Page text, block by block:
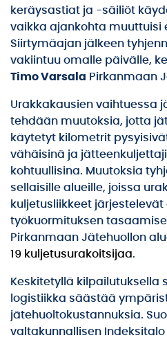
keräysastiat ja -säiliöt
vaikka ajankohta muuttuisi
Siirtymäajan jälkeen
vakiintuu omalle päivälle,
Timo Varsala Pirkanmaan
Urakkakausien vaihtuessa
tehdään muutoksia, jotta
käytetyt kilometrit
vähäisinä ja
kohtuullisina. Muutoksia
sellaisille alueille, joissa
kuljetusliikkeet
työkuormituksen
Pirkanmaan Jätehuollon
19 kuljetusurakoitsijaa.
Keskitetyllä kilpailutuksella
logistiikka säästää
jätehuoltokustannuksia.
valtakunnallisen